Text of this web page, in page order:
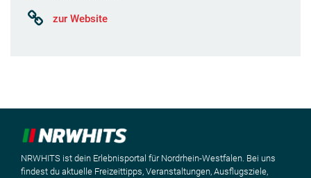
zur Website
NRWHITS ist dein Erlebnisportal für Nordrhein-Westfalen. Bei uns
findest du aktuelle Freizeittipps, Veranstaltungen, Ausflugsziele,